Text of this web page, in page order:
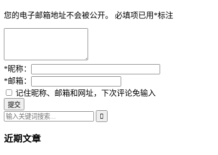
您的电子邮箱地址不会被公开。 必填项已用 *标注
*昵称：
*邮箱：
记住昵称、邮箱和网址，下次评论免输入
近期文章